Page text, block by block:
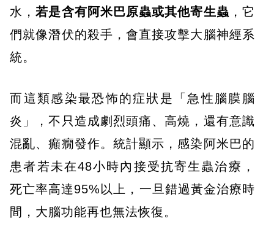
水，若是含有阿米巴原蟲或其他寄生蟲 ，它
們就像潛伏的殺手，會直接攻擊大腦神經系
統。
而這類感染最恐怖的症狀是「急性腦膜腦
炎」，不只造成劇烈頭痛、高燒，還有意識
混亂、癲癇發作。統計顯示，感染阿米巴的
患者若未在48小時內接受抗寄生蟲治療，
死亡率高達95%以上，一旦錯過黃金治療時
間，大腦功能再也無法恢復。